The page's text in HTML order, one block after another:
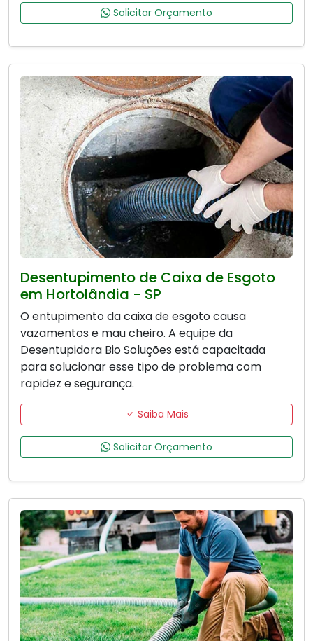
Solicitar Orçamento
Desentupimento de Caixa de Esgoto
em Hortolândia - SP
O entupimento da caixa de esgoto causa
vazamentos e mau cheiro. A equipe da
Desentupidora Bio Soluções está capacitada
para solucionar esse tipo de problema com
rapidez e segurança.
Saiba Mais
Solicitar Orçamento